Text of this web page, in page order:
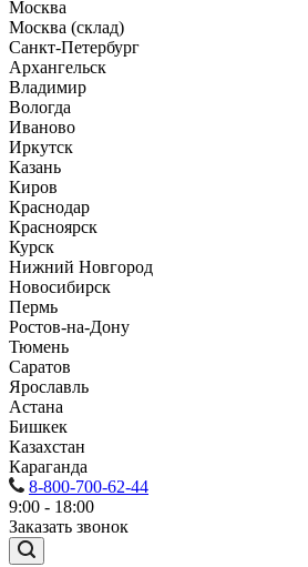
Москва
Москва (склад)
Санкт-Петербург
Архангельск
Владимир
Вологда
Иваново
Иркутск
Казань
Киров
Краснодар
Красноярск
Курск
Нижний Новгород
Новосибирск
Пермь
Ростов-на-Дону
Тюмень
Саратов
Ярославль
Астана
Бишкек
Казахстан
Караганда
8-800-700-62-44
9:00 - 18:00
Заказать звонок